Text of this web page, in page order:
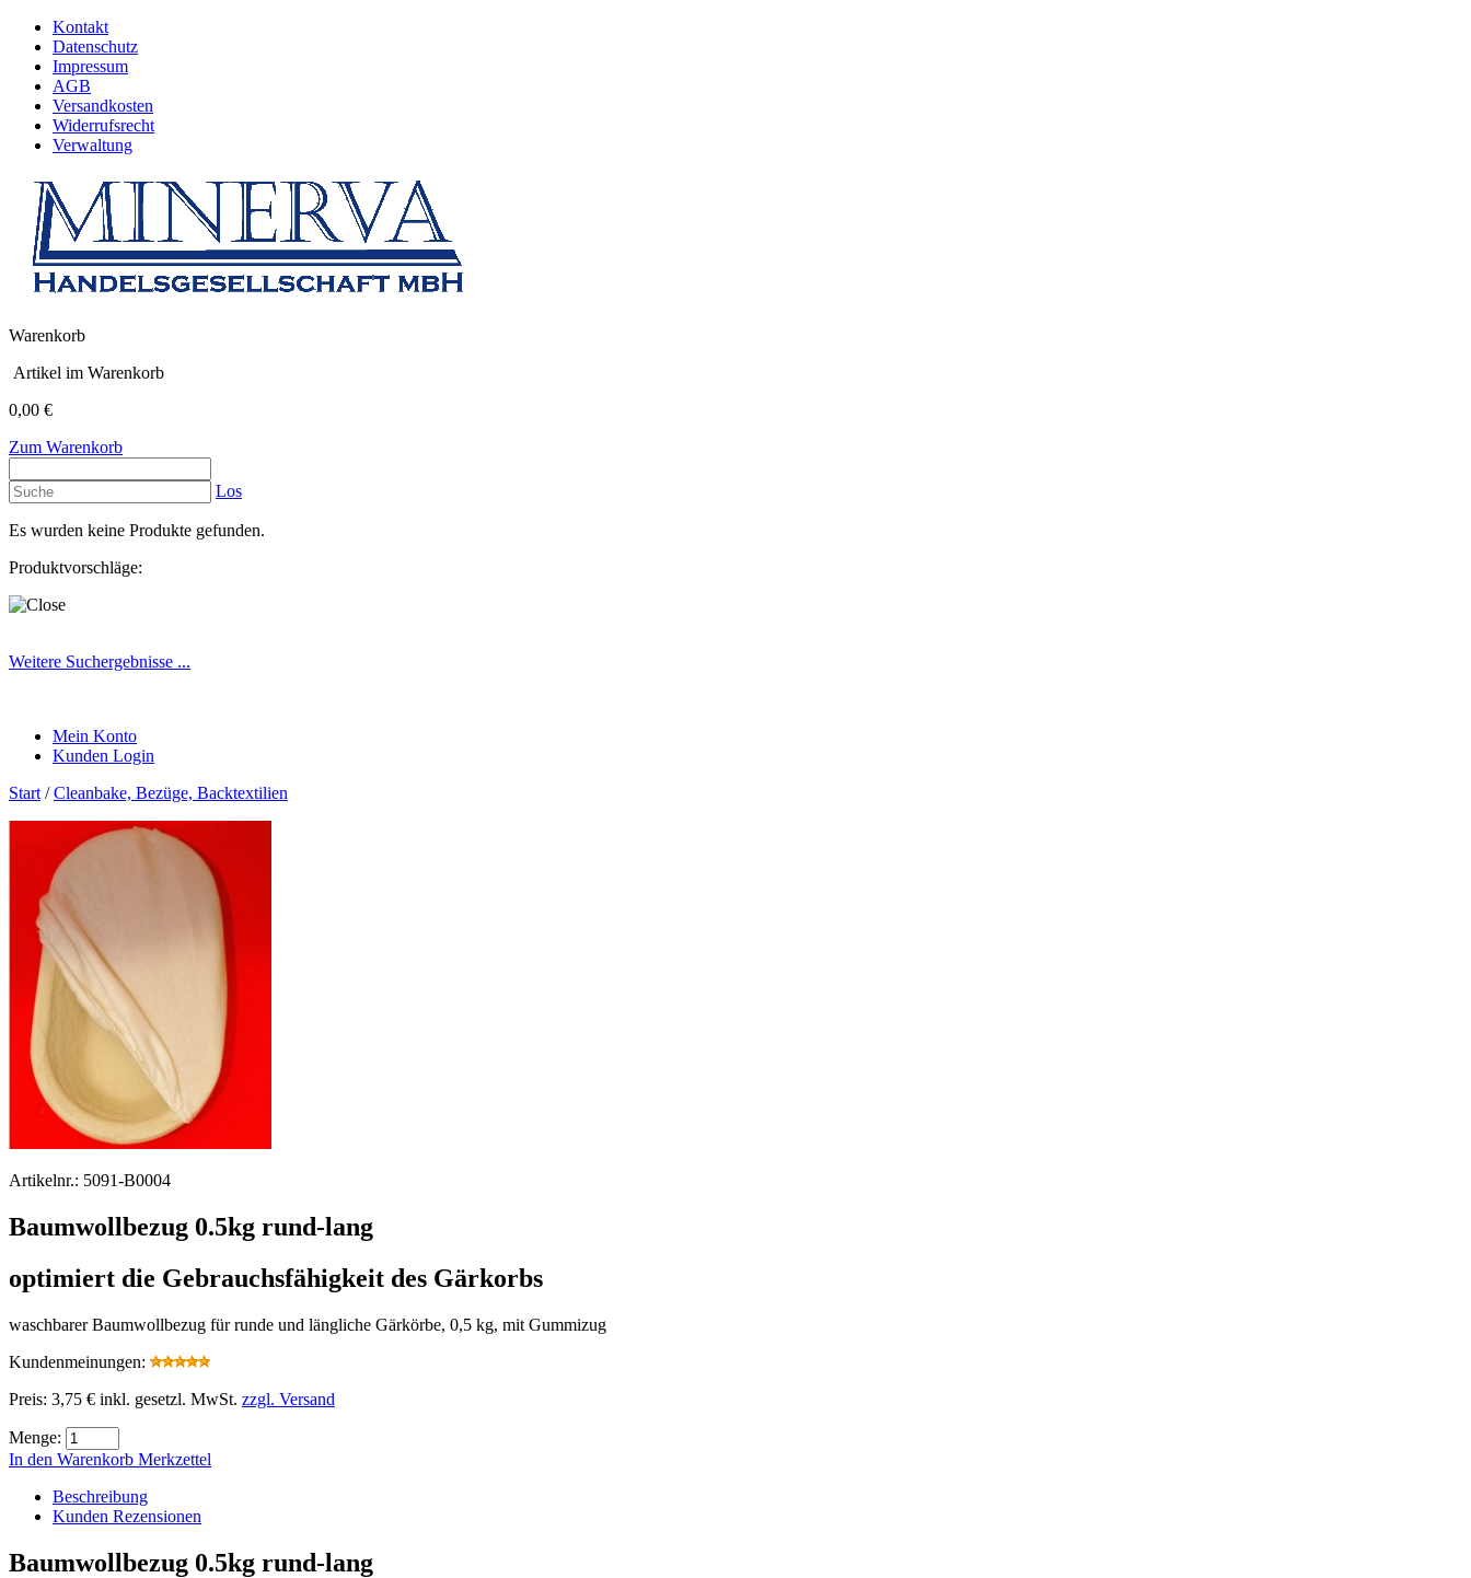
Kontakt
Datenschutz
Impressum
AGB
Versandkosten
Widerrufsrecht
Verwaltung
Warenkorb
Artikel im Warenkorb
0,00 €
Zum Warenkorb
Los
Es wurden keine Produkte gefunden.
Produktvorschläge:
Weitere Suchergebnisse ...
Mein Konto
Kunden Login
Start /Cleanbake, Bezüge, Backtextilien
Artikelnr.: 5091-B0004
Baumwollbezug 0.5kg rund-lang
optimiert die Gebrauchsfähigkeit des Gärkorbs
waschbarer Baumwollbezug für runde und längliche Gärkörbe, 0,5 kg, mit Gummizug
Kundenmeinungen:
Preis: 3,75 € inkl. gesetzl. MwSt. zzgl. Versand
Menge:
In den Warenkorb Merkzettel
Beschreibung
Kunden Rezensionen
Baumwollbezug 0.5kg rund-lang